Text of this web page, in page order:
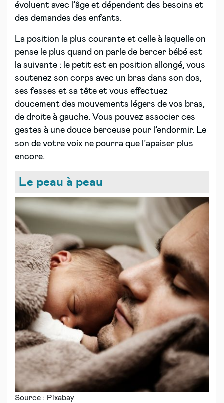
évoluent avec l’âge et dépendent des besoins et
des demandes des enfants.
La position la plus courante et celle à laquelle on
pense le plus quand on parle de bercer bébé est
la suivante : le petit est en position allongé, vous
soutenez son corps avec un bras dans son dos,
ses fesses et sa tête et vous effectuez
doucement des mouvements légers de vos bras,
de droite à gauche. Vous pouvez associer ces
gestes à une douce berceuse pour l’endormir. Le
son de votre voix ne pourra que l’apaiser plus
encore.
Le peau à peau
Source : Pixabay